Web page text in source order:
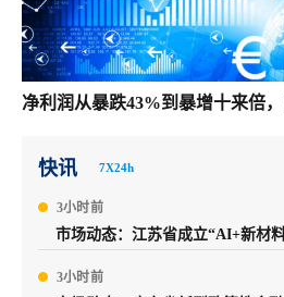
净利润从暴跌43%到暴增十来倍
快讯 7X24h
3小时前
市场动态：江苏省成立“AI+新材
3小时前